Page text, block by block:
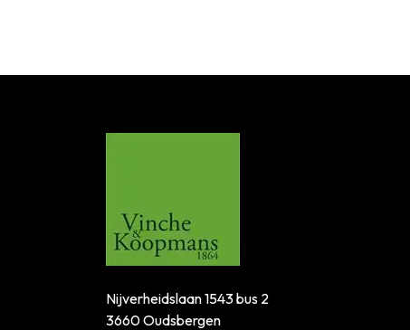
Nijverheidslaan 1543 bus 2
3660 Oudsbergen